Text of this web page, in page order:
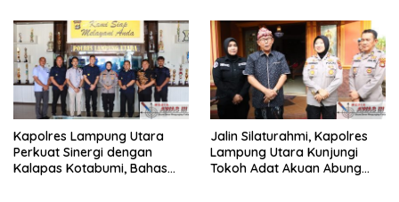
Kapolres Lampung Utara
Perkuat Sinergi dengan
Kalapas Kotabumi, Bahas
Jalin Silaturahmi, Kapolres
Lampung Utara Kunjungi
Tokoh Adat Akuan Abung